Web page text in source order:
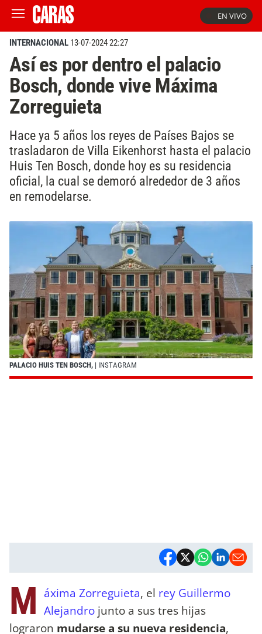
EN VIVO
INTERNACIONAL 13-07-2024 22:27
Así es por dentro el palacio
Bosch, donde vive Máxima
Zorreguieta
Hace ya 5 años los reyes de Países Bajos se
trasladaron de Villa Eikenhorst hasta el palacio
Huis Ten Bosch, donde hoy es su residencia
oficial, la cual se demoró alrededor de 3 años
en remodelarse.
PALACIO HUIS TEN BOSCH, | INSTAGRAM
M áxima Zorreguieta, el rey Guillermo
Alejandro junto a sus tres hijas
lograron mudarse a su nueva residencia,